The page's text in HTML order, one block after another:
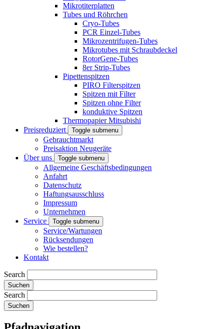
Mikrotiterplatten
Tubes und Röhrchen
Cryo-Tubes
PCR Einzel-Tubes
Mikrozentrifugen-Tubes
Mikrotubes mit Schraubdeckel
RotorGene-Tubes
8er Strip-Tubes
Pipettenspitzen
PIRO Filterspitzen
Spitzen mit Filter
Spitzen ohne Filter
konduktive Spitzen
Thermopapier Mitsubishi
Preisreduziert
Toggle submenu
Gebrauchtmarkt
Preisaktion Neugeräte
Über uns
Toggle submenu
Allgemeine Geschäftsbedingungen
Anfahrt
Datenschutz
Haftungsausschluss
Impressum
Unternehmen
Service
Toggle submenu
Service/Wartungen
Rücksendungen
Wie bestellen?
Kontakt
Search
Search